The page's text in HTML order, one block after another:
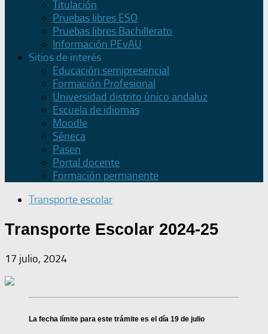
Titulación
Pruebas libres ESO
Pruebas libres Bachillerato
Información PEvAU
Sitios de interés
Educación semipresencial
Formación Profesional
Universidad distrito único andaluz
Escuela de idiomas
Moodle
Séneca
Pasen
Portal docente
Formación permanente
Transporte escolar
Transporte Escolar 2024-25
17 julio, 2024
La fecha límite para este trámite es el día 19 de julio